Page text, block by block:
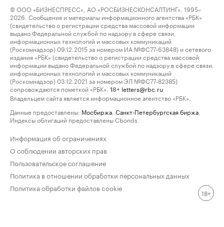
© ООО «БИЗНЕСПРЕСС», АО «РОСБИЗНЕСКОНСАЛТИНГ», 1995–
2026. Сообщения и материалы информационного агентства «РБК»
(свидетельство о регистрации средства массовой информации
выдано Федеральной службой по надзору в сфере связи,
информационных технологий и массовых коммуникаций
(Роскомнадзор) 09.12.2015 за номером ИА №ФС77-63848) и сетевого
издания «РБК» (свидетельство о регистрации средства массовой
информации выдано Федеральной службой по надзору в сфере связи,
информационных технологий и массовых коммуникаций
(Роскомнадзор) 03.12.2021 за номером ЭЛ №ФС77-82385)
сопровождаются пометкой «РБК».
18+ letters@rbc.ru
Владельцем сайта является информационное агентство «РБК».
Данные предоставлены: Мосбиржа Санкт-Петербургская биржа
Индексы облигаций предоставлены Cbonds.
Информация об ограничениях
О соблюдении авторских прав
Пользовательское соглашение
Политика в отношении обработки персональных данных
Политика обработки файлов cookie
18+